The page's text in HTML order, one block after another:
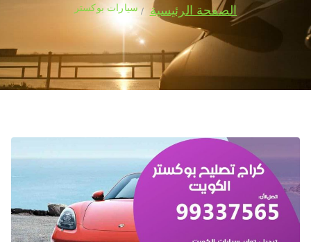
الصفحة الرئيسية سيارات بوكستر